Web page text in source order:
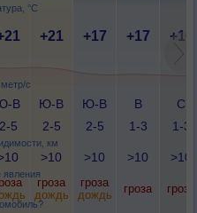
°C
с
км
+21 +17 +17 +16
В
2-5
Ю-В
2-5
Ю-В
2-5
В
1-3
С
1-3
>10 >10 >10 >10
гроза
дождь
гроза
дождь
гроза гроза